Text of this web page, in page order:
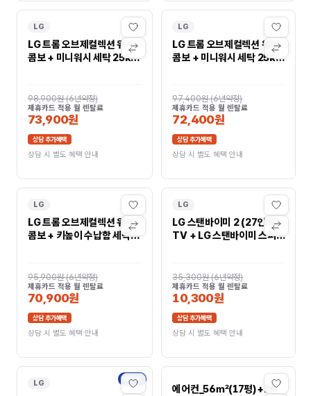
LG
LG 트롬 오브제컬렉션 워시
콤보 + 미니워시 세탁 25kg
98,900원(6년약정)
제휴카드 적용 월 렌탈료
73,900원
상담 추가혜택
상담 시 별도 혜택 안내
LG
LG 트롬 오브제컬렉션 워시
콤보 + 미니워시 세탁 25kg
97,400원(6년약정)
제휴카드 적용 월 렌탈료
72,400원
상담 추가혜택
상담 시 별도 혜택 안내
LG
LG 트롬 오브제컬렉션 워시
콤보 + 키높이 수납함 세탁
95,900원(6년약정)
제휴카드 적용 월 렌탈료
70,900원
상담 추가혜택
상담 시 별도 혜택 안내
LG
LG 스탠바이미 2 (27인치)
TV + LG 스탠바이미 스피커
35,300원(6년약정)
제휴카드 적용 월 렌탈료
10,300원
상담 추가혜택
상담 시 별도 혜택 안내
NEW
LG 에어컨_56㎡(17평)+19